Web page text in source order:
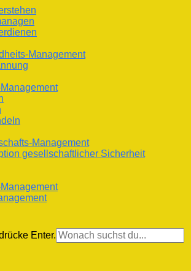
Management
Management
gesellschaftlicher Sicherheit
Enter.